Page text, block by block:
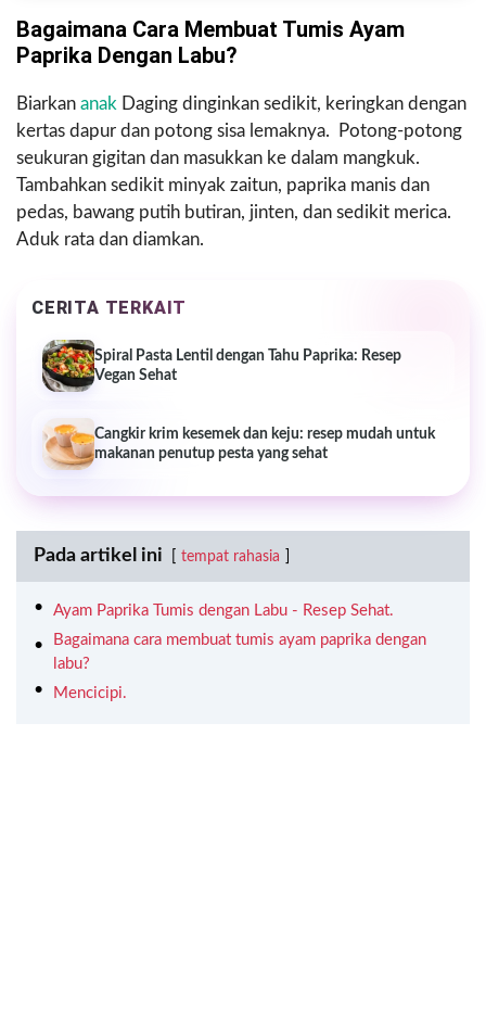
Bagaimana Cara Membuat Tumis Ayam
Paprika Dengan Labu?
Biarkan anak Daging dinginkan sedikit, keringkan dengan
kertas dapur dan potong sisa lemaknya. Potong-potong
seukuran gigitan dan masukkan ke dalam mangkuk.
Tambahkan sedikit minyak zaitun, paprika manis dan
pedas, bawang putih butiran, jinten, dan sedikit merica.
Aduk rata dan diamkan.
CERITA TERKAIT
Spiral Pasta Lentil dengan Tahu Paprika: Resep
Vegan Sehat
Cangkir krim kesemek dan keju: resep mudah untuk
makanan penutup pesta yang sehat
Pada artikel ini tempat rahasia
Ayam Paprika Tumis dengan Labu - Resep Sehat.
Bagaimana cara membuat tumis ayam paprika dengan
labu?
Mencicipi.